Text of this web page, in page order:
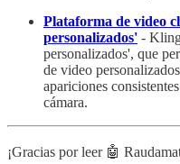
Plataforma de video
personalizados' -
personalizados', que
de video
apariciones
cámara.
¡Gracias por leer 🤖